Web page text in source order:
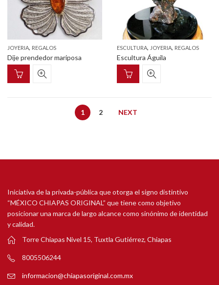
JOYERIA, REGALOS
Dije prendedor mariposa
ESCULTURA, JOYERIA, REGALOS
Escultura Águila
1 2 NEXT
Iniciativa de la privada-pública que otorga el signo distintivo
“MÉXICO CHIAPAS ORIGINAL” que tiene como objetivo
posicionar una marca de largo alcance como sinónimo de identidad
y calidad.
Torre Chiapas Nivel 15, Tuxtla Gutiérrez, Chiapas
8005506244
informacion@chiapasoriginal.com.mx